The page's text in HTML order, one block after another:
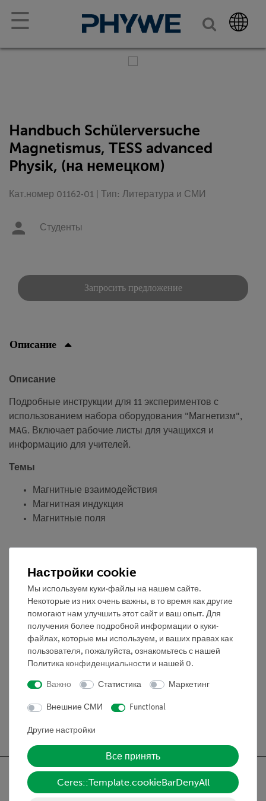
☰
Handbuch Schülerversuche
Magnetismus, TESS advanced
Physik, (на немецком)
Кат.номер 01162-01 | Тип: Литература и СМИ
Студенты
Запросить предложение
Описание
Описание
Подробные инструкции для 11 экспериментов с
использованием набора оборудования "Магнетизм",
MAG. Включает рабочие листы для учащихся и
информацию для учителей.
Темы
Магнитные взаимодействия
Магнитная индукция
Магнитные поля
Справочник DIN A4, спиральный переплет, ч/б, 50
страниц
Эксперименты
Настройки cookie
Мы используем куки-файлы на нашем сайте.
Некоторые из них очень важны, в то время как другие
помогают нам улучшить этот сайт и ваш опыт. Для
получения более подробной информации о куки-
файлах, которые мы используем, и ваших правах как
пользователя, пожалуйста, ознакомьтесь с нашей
Политика конфиденциальности и нашей 0.
Важно Статистика Маркетинг
Внешние СМИ Functional
Другие настройки
Все принять
Ceres::Template.cookieBarDenyAll